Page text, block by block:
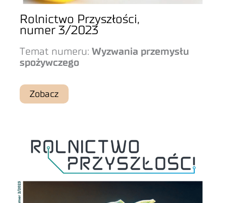
Rolnictwo Przyszłości,
numer 3/2023
Temat numeru: Wyzwania przemysłu
spożywczego
Zobacz